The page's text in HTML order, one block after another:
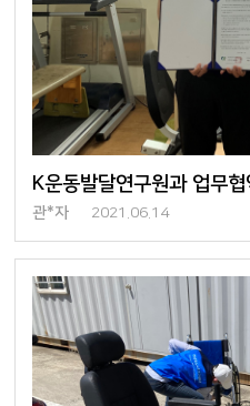
K운동발달연구원과 업무
관*자 2021.06.14